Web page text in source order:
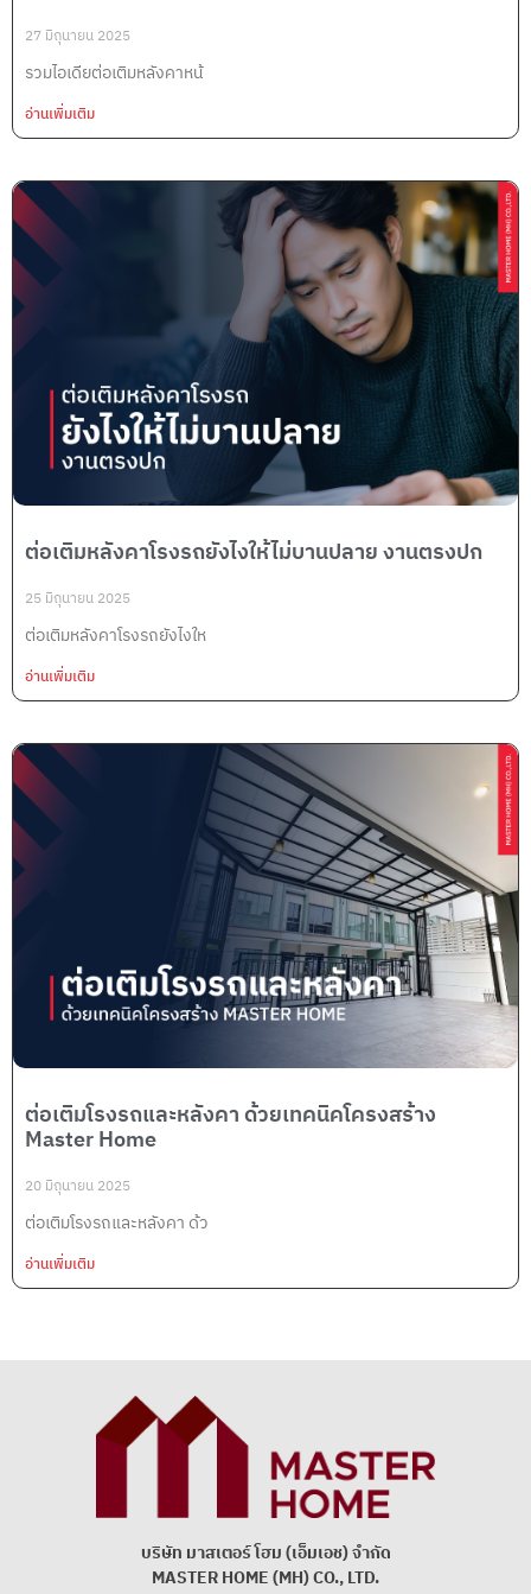
27 มิถุนายน 2025
รวมไอเดียต่อเติมหลังคาหน้
อ่านเพิ่มเติม
ต่อเติมหลังคาโรงรถยังไงให้ไม่บานปลาย งานตรงปก
25 มิถุนายน 2025
ต่อเติมหลังคาโรงรถยังไงให
อ่านเพิ่มเติม
ต่อเติมโรงรถและหลังคา ด้วยเทคนิคโครงสร้าง
Master Home
20 มิถุนายน 2025
ต่อเติมโรงรถและหลังคา ด้ว
อ่านเพิ่มเติม
บริษัท มาสเตอร์ โฮม (เอ็มเอช) จํากัด
MASTER HOME (MH) CO., LTD.